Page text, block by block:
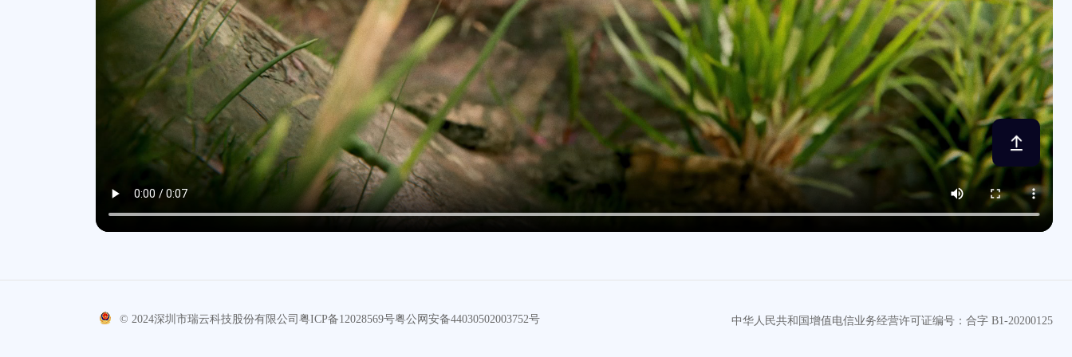
© 2024深圳市瑞云科技股份有限公司 粤ICP备12028569号粤公网安备44030502003752号 中华人民共和国增值电信业务经营许可证编号：合字 B1-20200125